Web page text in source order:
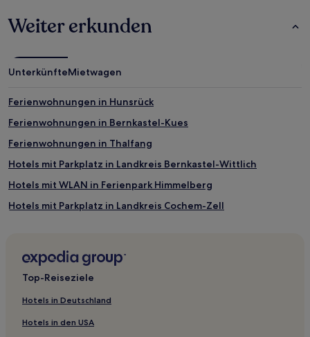
gelten.
Weiter erkunden
UnterkünfteMietwagen
Ferienwohnungen in Hunsrück
Ferienwohnungen in Bernkastel-Kues
Ferienwohnungen in Thalfang
Hotels mit Parkplatz in Landkreis Bernkastel-Wittlich
Hotels mit WLAN in Ferienpark Himmelberg
Hotels mit Parkplatz in Landkreis Cochem-Zell
Hotels mit Parkplatz in Neumagen-Dhron
Familien in Mosel
Top-Reiseziele
Hotels in Deutschland
Hotels in den USA